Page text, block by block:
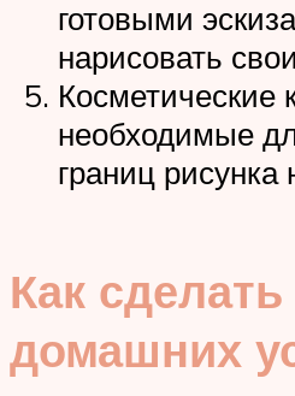
готовыми
нарисовать
Косметические
необходимые
границ рисунка
Как
домашних